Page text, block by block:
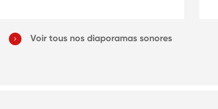
Voir tous nos diaporamas sonores